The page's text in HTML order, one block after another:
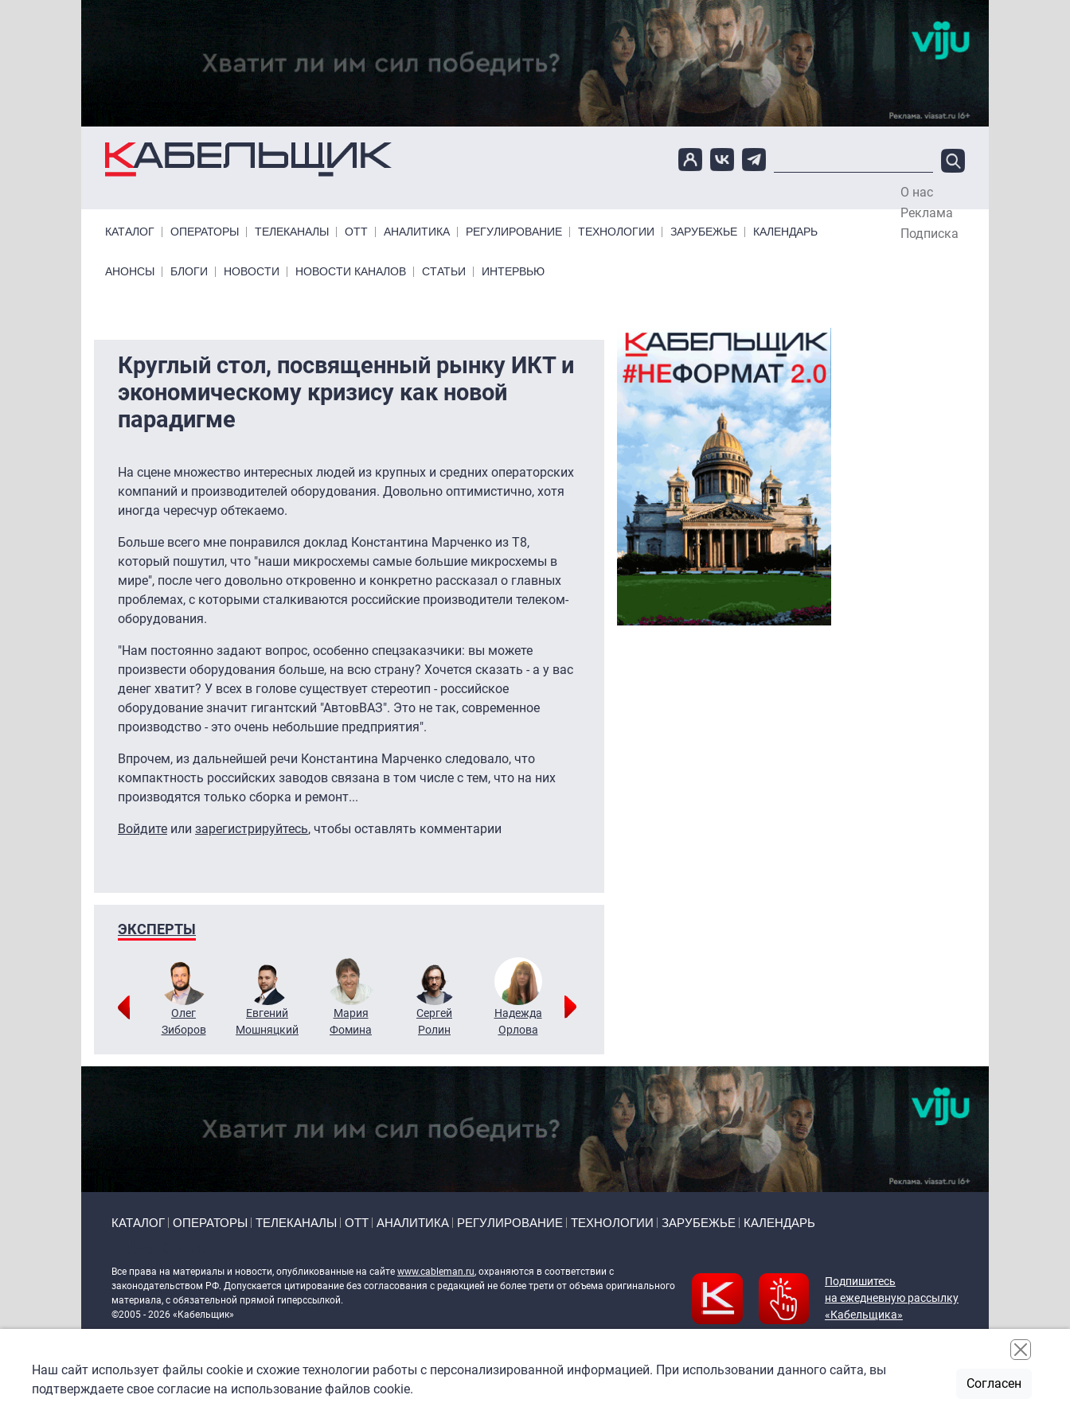
Перейти к основному содержанию
О нас
Реклама
Подписка
КАТАЛОГ ОПЕРАТОРЫ ТЕЛЕКАНАЛЫ ОТТ АНАЛИТИКА РЕГУЛИРОВАНИЕ ТЕХНОЛОГИИ ЗАРУБЕЖЬЕ КАЛЕНДАРЬ
Primary links bottom
АНОНСЫ БЛОГИ НОВОСТИ НОВОСТИ КАНАЛОВ СТАТЬИ ИНТЕРВЬЮ
Круглый стол, посвященный рынку ИКТ и
экономическому кризису как новой
парадигме
На сцене множество интересных людей из крупных и средних операторских
компаний и производителей оборудования. Довольно оптимистично, хотя
иногда чересчур обтекаемо.
Больше всего мне понравился доклад Константина Марченко из Т8,
который пошутил, что "наши микросхемы самые большие микросхемы в
мире", после чего довольно откровенно и конкретно рассказал о главных
проблемах, с которыми сталкиваются российские производители телеком-
оборудования.
"Нам постоянно задают вопрос, особенно спецзаказчики: вы можете
произвести оборудования больше, на всю страну? Хочется сказать - а у вас
денег хватит? У всех в голове существует стереотип - российское
оборудование значит гигантский "АвтовВАЗ". Это не так, современное
производство - это очень небольшие предприятия".
Впрочем, из дальнейшей речи Константина Марченко следовало, что
компактность российских заводов связана в том числе с тем, что на них
производятся только сборка и ремонт...
Войдите или зарегистрируйтесь, чтобы оставлять комментарии
ЭКСПЕРТЫ
Григорий
Олег
Зиборов
Евгений
Мошняцкий
Мария
Фомина
Сергей
Ролин
Надежда
Орлова
КАТАЛОГ ОПЕРАТОРЫ ТЕЛЕКАНАЛЫ ОТТ АНАЛИТИКА РЕГУЛИРОВАНИЕ ТЕХНОЛОГИИ ЗАРУБЕЖЬЕ КАЛЕНДАРЬ
Все права на материалы и новости, опубликованные на сайте www.cableman.ru, охраняются в соответствии с
законодательством РФ. Допускается цитирование без согласования с редакцией не более трети от объема оригинального
материала, с обязательной прямой гиперссылкой.
©2005 - 2026 «Кабельщик»
DrupalCoder — поддержка сайта c 2017 года
Подпишитесь
на ежедневную рассылку
«Кабельщика»
Наш сайт использует файлы cookie и схожие технологии работы с персонализированной информацией. При использовании данного сайта, вы
подтверждаете свое согласие на использование файлов cookie.
Согласен